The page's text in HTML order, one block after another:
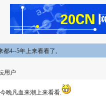
都4--5年上来看看了,
用户
晚凡血来潮上来看看.